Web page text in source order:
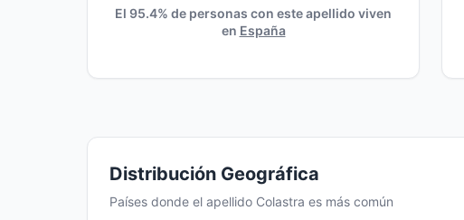
El 95.4% de personas con este apellido viven
en España
Distribución Geográfica
Países donde el apellido Colastra es más común